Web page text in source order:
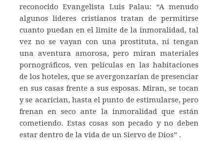
reconocido Evangelista Luis Palau: “A menudo
algunos lideres cristianos tratan de permitirse
cuanto puedan en el limite de la inmoralidad, tal
vez no se vayan con una prostituta, ni tengan
una aventura amorosa, pero miran materiales
pornográficos, ven películas en las habitaciones
de los hoteles, que se avergonzarían de presenciar
en sus casas frente a sus esposas. Miran, se tocan
y se acarician, hasta el punto de estimularse, pero
frenan en seco ante la inmoralidad que están
cometiendo. Estas cosas son pecado y no deben
estar dentro de la vida de un Siervo de Dios” .